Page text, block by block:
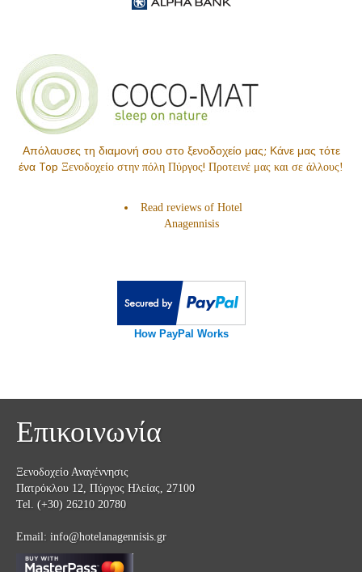
Απόλαυσες τη διαμονή σου στο ξενοδοχείο μας; Κάνε μας τότε
ένα Top Ξενοδοχείο στην πόλη Πύργος! Προτεινέ μας και σε άλλους!
Read reviews of Hotel
Anagennisis
How PayPal Works
Επικοινωνία
Ξενοδοχείο Αναγέννησις
Πατρόκλου 12, Πύργος Ηλείας, 27100
Tel. (+30) 26210 20780
Email: info@hotelanagennisis.gr